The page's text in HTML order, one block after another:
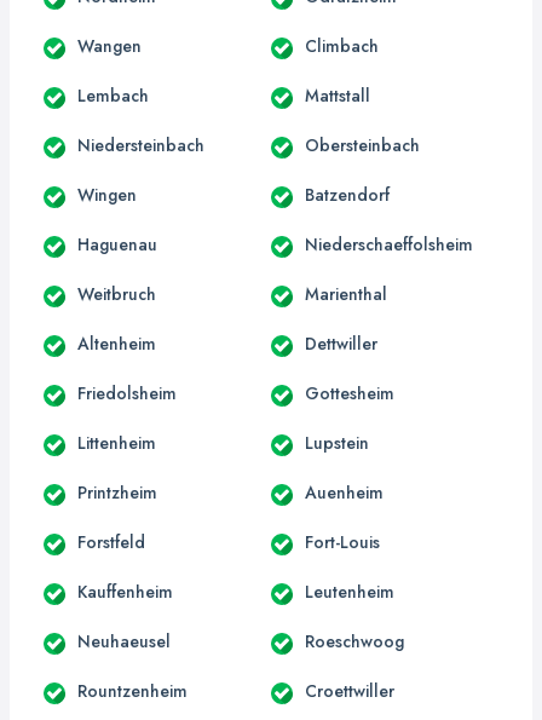
Wangen Climbach
Lembach Mattstall
Niedersteinbach Obersteinbach
Wingen Batzendorf
Haguenau Niederschaeffolsheim
Weitbruch Marienthal
Altenheim Dettwiller
Friedolsheim Gottesheim
Littenheim Lupstein
Printzheim Auenheim
Forstfeld Fort-Louis
Kauffenheim Leutenheim
Neuhaeusel Roeschwoog
Rountzenheim Croettwiller